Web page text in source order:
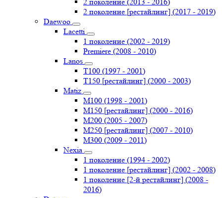
2 поколение [рестайлинг] (2017 - 2019)
Daewoo
Lacetti
1 поколение (2002 - 2019)
Premiere (2008 - 2010)
Lanos
T100 (1997 - 2001)
T150 [рестайлинг] (2000 - 2003)
Matiz
M100 (1998 - 2001)
M150 [рестайлинг] (2000 - 2016)
M200 (2005 - 2007)
M250 [рестайлинг] (2007 - 2010)
M300 (2009 - 2011)
Nexia
1 поколение (1994 - 2002)
1 поколение [рестайлинг] (2002 - 2008)
1 поколение [2-й рестайлинг] (2008 -
2016)